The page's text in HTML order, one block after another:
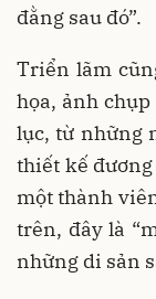
đằng sau đó”.
Triển lãm
họa, ảnh
lục, từ những
thiết kế
một thành
trên, đây là
những di sản